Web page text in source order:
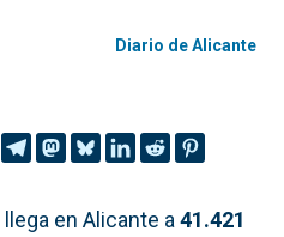
Diario de Alicante
llega en Alicante a 41.421